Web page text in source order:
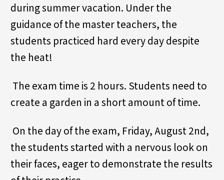
during summer vacation. Under the
guidance of the master teachers, the
students practiced hard every day despite
the heat!
The exam time is 2 hours. Students need to
create a garden in a short amount of time.
On the day of the exam, Friday, August 2nd,
the students started with a nervous look on
their faces, eager to demonstrate the results